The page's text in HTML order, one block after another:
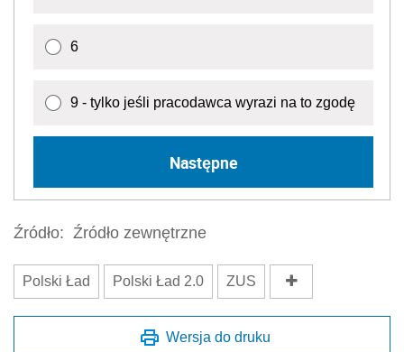
6
9 - tylko jeśli pracodawca wyrazi na to zgodę
Następne
Źródło: Źródło zewnętrzne
Polski Ład Polski Ład 2.0 ZUS
Wersja do druku